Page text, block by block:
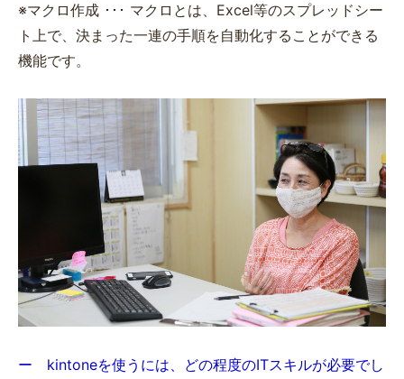
※マクロ作成 ･･･ マクロとは、Excel等のスプレッドシー
ト上で、決まった一連の手順を自動化することができる
機能です。
ー kintoneを使うには、どの程度のITスキルが必要でし